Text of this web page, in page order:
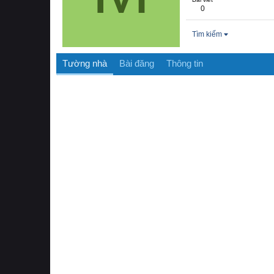
0
Tìm kiếm
Tường nhà Bài đăng Thông tin